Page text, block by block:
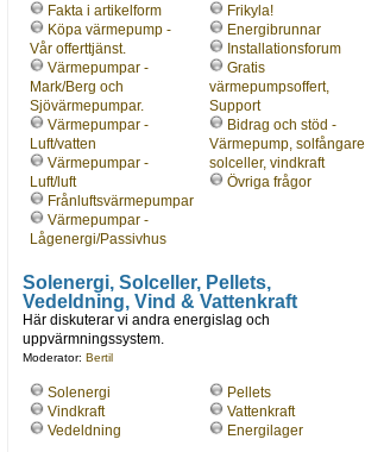
Fakta i artikelform
Köpa värmepump -
Vår offerttjänst.
Värmepumpar -
Mark/Berg och
Sjövärmepumpar.
Värmepumpar -
Luft/vatten
Värmepumpar -
Luft/luft
Frånluftsvärmepumpar
Värmepumpar -
Lågenergi/Passivhus
Frikyla!
Energibrunnar
Installationsforum
Gratis
värmepumpsoffert,
Support
Bidrag och stöd -
Värmepump, solfångare,
solceller, vindkraft
Övriga frågor
Solenergi, Solceller, Pellets,
Vedeldning, Vind & Vattenkraft
Här diskuterar vi andra energislag och
uppvärmningssystem.
Moderator: Bertil
Solenergi
Vindkraft
Vedeldning
Pellets
Vattenkraft
Energilager